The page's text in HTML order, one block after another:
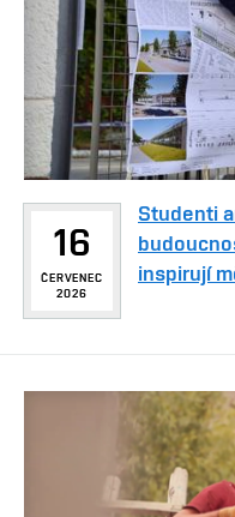
16
ČERVENEC
2026
Studenti
inspirují